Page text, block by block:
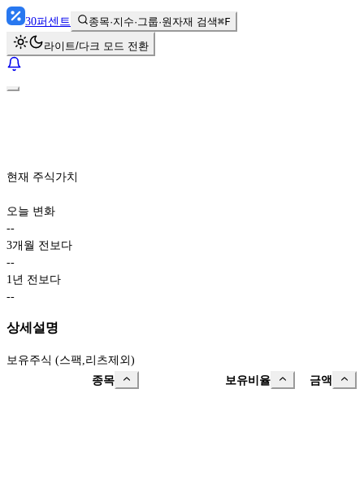
30퍼센트 종목·지수·그룹·원자재 검색⌘F
라이트/다크 모드 전환
현재 주식가치
오늘 변화
--
3개월 전보다
--
1년 전보다
--
상세설명
보유주식 (스팩,리츠제외)
종목
보유비율 금액